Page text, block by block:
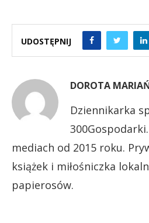
UDOSTĘPNIJ
DOROTA
Dziennikarka
mediach od 2015 roku.
książek i miłośniczka
papierosów.